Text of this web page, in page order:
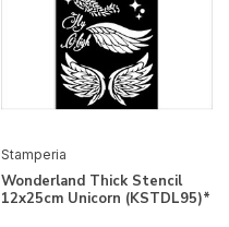
Stamperia
Wonderland Thick Stencil
12x25cm Unicorn (KSTDL95)*